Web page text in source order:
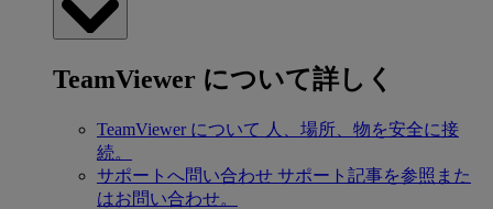
TeamViewer について詳しく
TeamViewer について 人、場所、物を安全に接
続。
サポートへ問い合わせ サポート記事を参照また
はお問い合わせ。